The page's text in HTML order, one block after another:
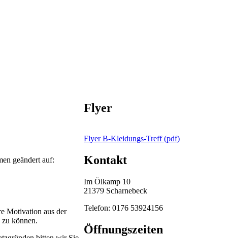
geändert auf:
Motivation aus der
können.
Flyer
Flyer B-Kleidungs-Treff (pdf)
Kontakt
Im Ölkamp 10
21379 Scharnebeck
Telefon: 0176 53924156
Öffnungszeiten